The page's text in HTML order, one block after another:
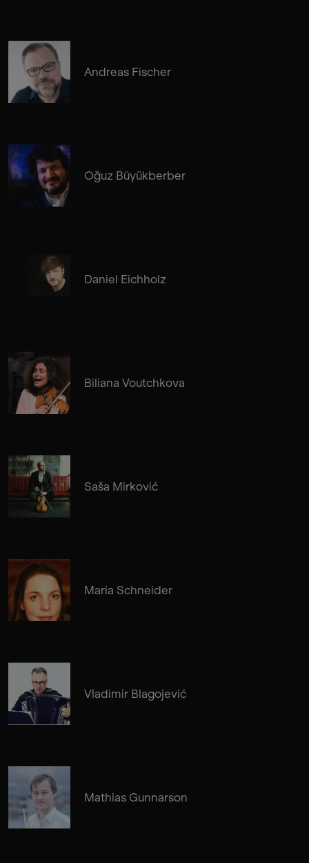
Andreas Fischer
Oğuz Büyükberber
Daniel Eichholz
Biliana Voutchkova
Saša Mirković
Maria Schneider
Vladimir Blagojević
Mathias Gunnarson